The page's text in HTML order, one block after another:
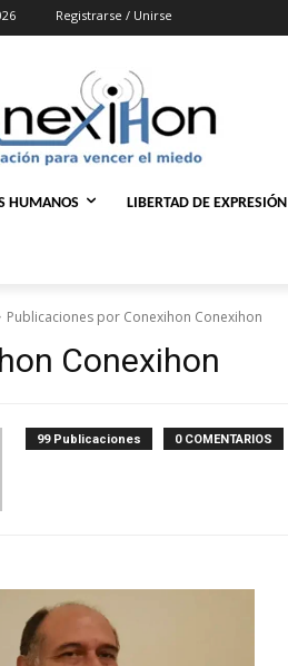
Registrarse / Unirse
HUMANOS LIBERTAD DE EXPRESIÓN
Publicaciones por Conexihon Conexihon
Conexihon
99 Publicaciones 0 COMENTARIOS